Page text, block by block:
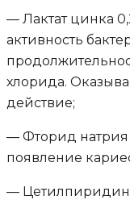
— Лактат цинка
активность
хлорида.
действие;
— Фторид натрия
появление
—